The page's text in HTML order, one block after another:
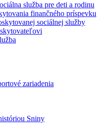
služba pre deti a rodinu
finančného príspevku
sociálnej služby
zariadenia
Sniny